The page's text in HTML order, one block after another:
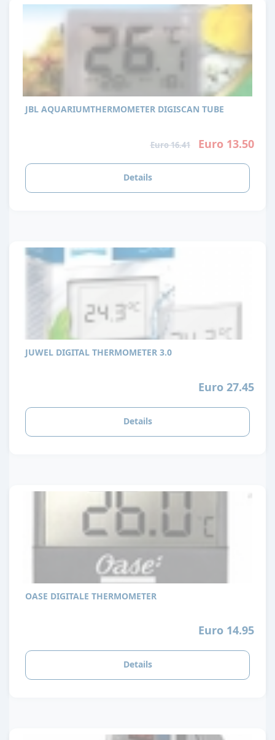
JBL AQUARIUMTHERMOMETER DIGISCAN TUBE
Euro 16.41 Euro 13.50
Details
JUWEL DIGITAL THERMOMETER 3.0
Euro 27.45
Details
OASE DIGITALE THERMOMETER
Euro 14.95
Details